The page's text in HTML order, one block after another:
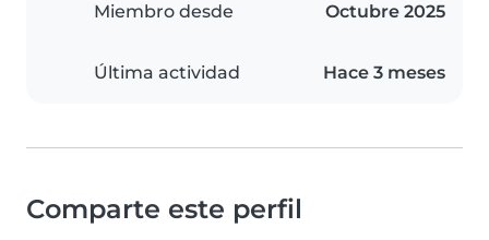
Miembro desde Octubre 2025
Última actividad Hace 3 meses
Comparte este perfil